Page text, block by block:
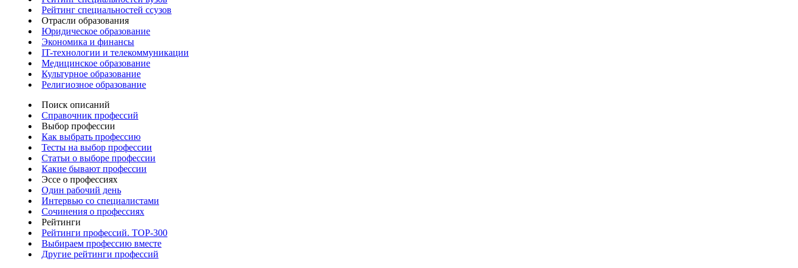
Рейтинг специальностей ссузов
Отрасли образования
Юридическое образование
Экономика и финансы
IT-технологии и телекоммуникации
Медицинское образование
Культурное образование
Религиозное образование
Поиск описаний
Справочник профессий
Выбор профессии
Как выбрать профессию
Тесты на выбор профессии
Статьи о выборе профессии
Какие бывают профессии
Эссе о профессиях
Один рабочий день
Интервью со специалистами
Сочинения о профессиях
Рейтинги
Рейтинги профессий. TOP-300
Выбираем профессию вместе
Другие рейтинги профессий